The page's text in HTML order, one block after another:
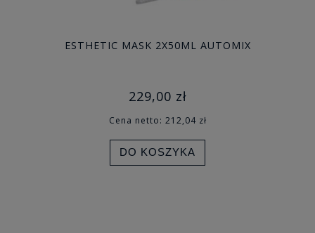
ESTHETIC MASK 2X50ML AUTOMIX
229,00 zł
Cena netto: 212,04 zł
DO KOSZYKA